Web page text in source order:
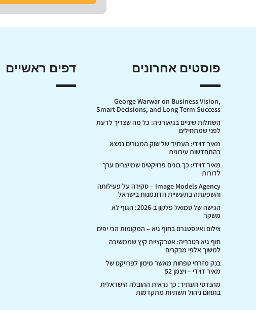
פוסטים אחרונים
George Warwar on Business Vision,
Smart Decisions, and Long-Term Success
השתלות שיניים בגיאורגיה: כל מה שצריך לדעת
לפני שמתחילים
מאיר דוידי: העתיד של שוק המגורים נמצא
בהתחדשות עירונית
מאיר דוידי: כך בונים פרויקטים שמייצרים ערך
לדורות
Image Models Agency – סקירה על פעילותה
והשפעתה בתעשיית הדוגמנות בישראל
הגישה של סמואל פלקון ב-2026: הגוף לא
משקר
צילום ואינסטגרם בחוף גיא – המקומות הכי יפים
חוף גיא בטבריה: אטרקציית קיץ שממשיכה
למשוך אלפי מבקרים
בנק מזרחי טפחות מאשר מימון לפרויקט של
מאיר דוידי – ויצמן 52
מהנדסי העתיד: כך נראית ההובלה הישראלית
בתחום ניהול תשתיות מתקדמות
דפים ראשיים